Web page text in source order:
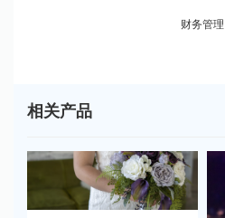
财务管理
相关产品